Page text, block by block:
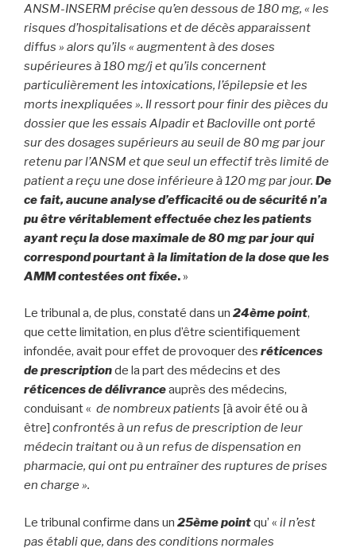
ANSM-INSERM précise qu’en dessous de 180 mg, « les
risques d’hospitalisations et de décès apparaissent
diffus » alors qu’ils « augmentent à des doses
supérieures à 180 mg/j et qu’ils concernent
particulièrement les intoxications, l’épilepsie et les
morts inexpliquées ». Il ressort pour finir des pièces du
dossier que les essais Alpadir et Bacloville ont porté
sur des dosages supérieurs au seuil de 80 mg par jour
retenu par l’ANSM et que seul un effectif très limité de
patient a reçu une dose inférieure à 120 mg par jour. De
ce fait, aucune analyse d’efficacité ou de sécurité n’a
pu être véritablement effectuée chez les patients
ayant reçu la dose maximale de 80 mg par jour qui
correspond pourtant à la limitation de la dose que les
AMM contestées ont fixée. »
Le tribunal a, de plus, constaté dans un 24ème point,
que cette limitation, en plus d’être scientifiquement
infondée, avait pour effet de provoquer des réticences
de prescriptionde la part des médecins et des
réticences de délivranceauprès des médecins,
conduisant « de nombreux patients [à avoir été ou à
être] confrontés à un refus de prescription de leur
médecin traitant ou à un refus de dispensation en
pharmacie, qui ont pu entraîner des ruptures de prises
en charge ».
Le tribunal confirme dans un 25ème pointqu’ « il n’est
pas établi que, dans des conditions normales